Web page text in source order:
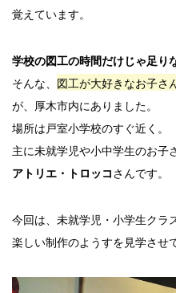
覚えています。
学校の図工の時間だけじゃ足り
そんな、 図工が大好きなお子さ
が、厚木市内にありました。
場所は戸室小学校のすぐ近く。
主に未就学児や小中学生のお子
アトリエ・トロッコさんです。
今回は、未就学児・小学生クラ
楽しい制作のようすを見学させ